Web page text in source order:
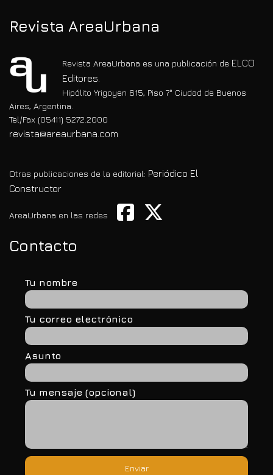
Revista AreaUrbana
Revista AreaUrbana es una publicación de ELCO
Editores.
Hipólito Yrigoyen 615, Piso 7° Ciudad de Buenos
Aires, Argentina.
Tel/Fax (05411) 5272.2000
revista@areaurbana.com
Otras publicaciones de la editorial: Periódico El
Constructor
AreaUrbana en las redes
Contacto
Tu nombre
Tu correo electrónico
Asunto
Tu mensaje (opcional)